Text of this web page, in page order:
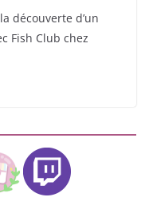
découverte d’un
Fish Club chez